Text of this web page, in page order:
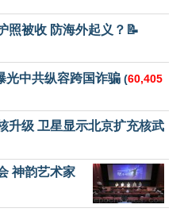
照被收 防海外起义？📝
光中共纵容跨国诈骗 (60,405
升级 卫星显示北京扩充核武
神韵艺术家